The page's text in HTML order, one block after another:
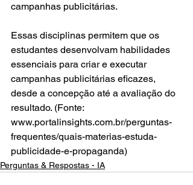
campanhas publicitárias.
Essas disciplinas permitem que os
estudantes desenvolvam habilidades
essenciais para criar e executar
campanhas publicitárias eficazes,
desde a concepção até a avaliação do
resultado. (Fonte:
www.portalinsights.com.br/perguntas-
frequentes/quais-materias-estuda-
publicidade-e-propaganda)
Perguntas & Respostas - IA